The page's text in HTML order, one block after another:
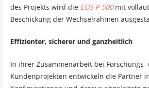
des Projekts wird die EOS P 500mit
Beschickung der Wechselrahmen
Effizienter, sicherer und ganzheitlich
In ihrer Zusammenarbeit bei Forschungs-
Kundenprojekten entwickeln die Partner